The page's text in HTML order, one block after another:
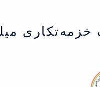
خزمەتكاری